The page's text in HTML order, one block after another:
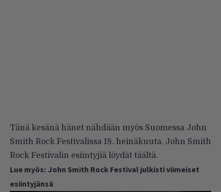
Tänä kesänä hänet nähdään myös Suomessa John
Smith Rock Festivalissa 18. heinäkuuta. John Smith
Rock Festivalin esiintyjiä löydät täältä.
Lue myös: John Smith Rock Festival julkisti viimeiset
esiintyjänsä